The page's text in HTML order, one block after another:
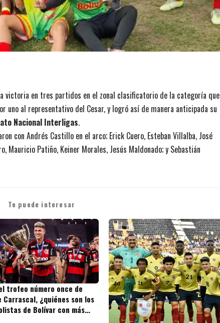
victoria en tres partidos en el zonal clasificatorio de la categoría que
uno al representativo del Cesar, y logró así de manera anticipada su
Nacional Interligas.
con Andrés Castillo en el arco; Erick Cuero, Esteban Villalba, José
Mauricio Patiño, Keiner Morales, Jesús Maldonado; y Sebastián
Te puede interesar
trofeo número once de
Carrascal, ¿quiénes son los
de Bolívar con más